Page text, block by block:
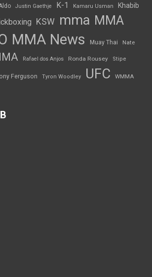
Justin Gaethje K-1 Kamaru Usman Khabib
KSW mma MMA
MMA News Muay Thai Nate
Rafael dos Anjos Ronda Rousey Stipe
Ferguson Tyron Woodley UFC WMMA